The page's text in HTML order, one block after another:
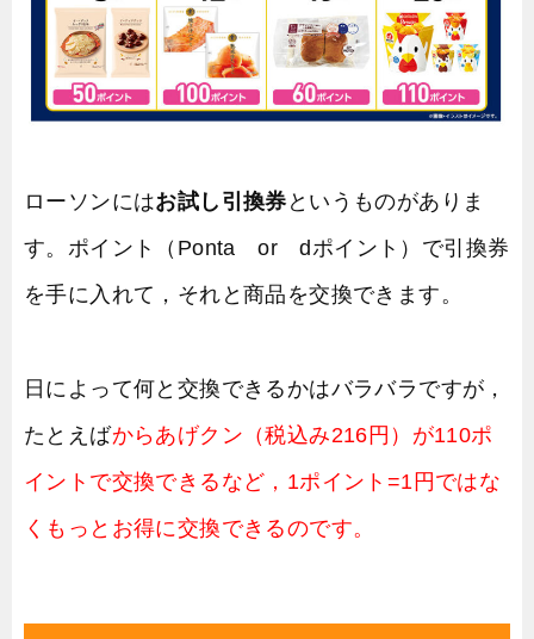
ローソンにはお試し引換券というものがありま
す。ポイント（Ponta or dポイント）で引換券
を手に入れて，それと商品を交換できます。
日によって何と交換できるかはバラバラですが，
たとえばからあげクン（税込み216円）が110ポ
イントで交換できるなど，1ポイント=1円ではな
くもっとお得に交換できるのです。